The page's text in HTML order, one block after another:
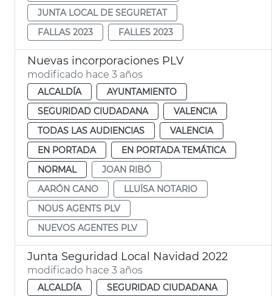
JUNTA LOCAL DE SEGURETAT
FALLAS 2023
FALLES 2023
Nuevas incorporaciones PLV
modificado hace 3 años
ALCALDÍA
AYUNTAMIENTO
SEGURIDAD CIUDADANA
VALENCIA
TODAS LAS AUDIENCIAS
VALENCIA
EN PORTADA
EN PORTADA TEMÁTICA
NORMAL
JOAN RIBÓ
AARÓN CANO
LLUÏSA NOTARIO
NOUS AGENTS PLV
NUEVOS AGENTES PLV
Junta Seguridad Local Navidad 2022
modificado hace 3 años
ALCALDÍA SEGURIDAD CIUDADANA